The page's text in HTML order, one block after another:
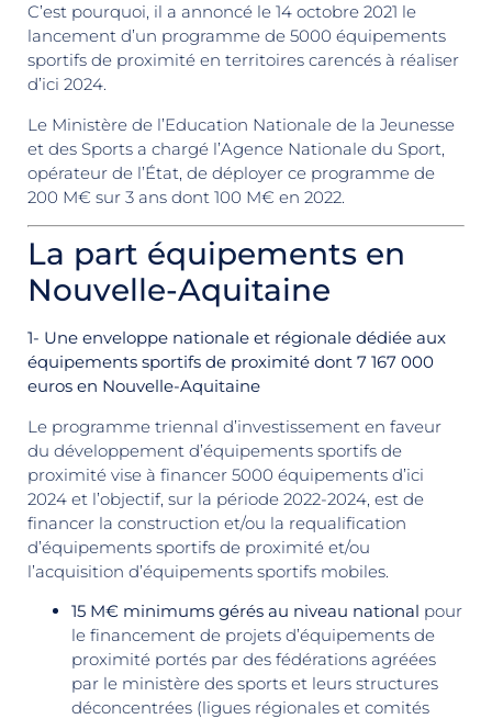
C’est pourquoi, il a annoncé le 14 octobre 2021 le
lancement d’un programme de 5000 équipements
sportifs de proximité en territoires carencés à réaliser
d’ici 2024.
Le Ministère de l’Education Nationale de la Jeunesse
et des Sports a chargé l’Agence Nationale du Sport,
opérateur de l’État, de déployer ce programme de
200 M€ sur 3 ans dont 100 M€ en 2022.
La part équipements en
Nouvelle-Aquitaine
1- Une enveloppe nationale et régionale dédiée aux
équipements sportifs de proximité dont 7 167 000
euros en Nouvelle-Aquitaine
Le programme triennal d’investissement en faveur
du développement d’équipements sportifs de
proximité vise à financer 5000 équipements d’ici
2024 et l’objectif, sur la période 2022-2024, est de
financer la construction et/ou la requalification
d’équipements sportifs de proximité et/ou
l’acquisition d’équipements sportifs mobiles.
15 M€ minimums gérés au niveau national pour
le financement de projets d’équipements de
proximité portés par des fédérations agréées
par le ministère des sports et leurs structures
déconcentrées (ligues régionales et comités